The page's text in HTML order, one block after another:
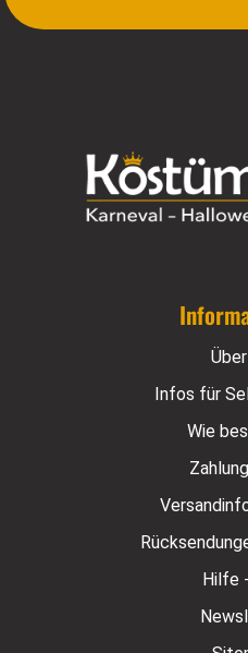
Infos für
Wie
Hilfe